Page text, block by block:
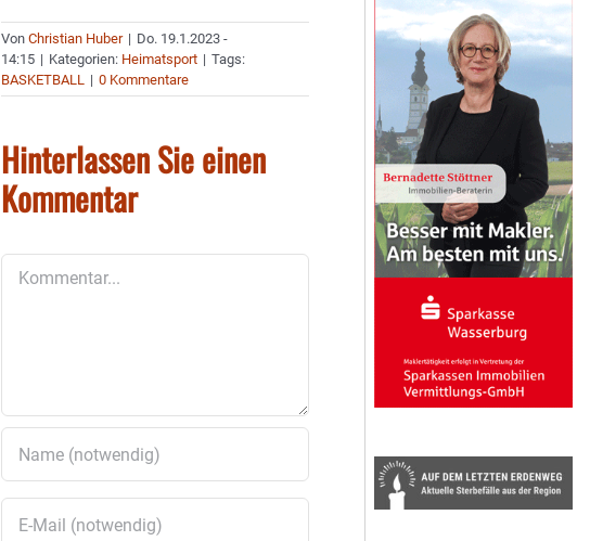
VonChristian Huber | Do. 19.1.2023 -
14:15 | Kategorien: Heimatsport | Tags:
BASKETBALL | 0 Kommentare
Hinterlassen Sie einen
Kommentar